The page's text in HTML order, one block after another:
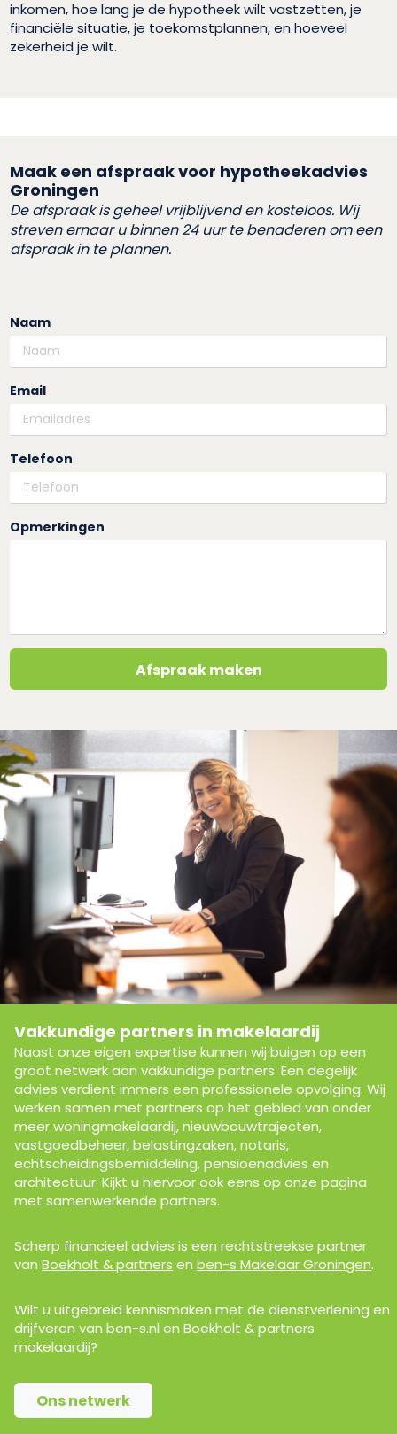
inkomen, hoe lang je de hypotheek wilt vastzetten, je
financiële situatie, je toekomstplannen, en hoeveel
zekerheid je wilt.
Maak een afspraak voor hypotheekadvies
Groningen
De afspraak is geheel vrijblijvend en kosteloos. Wij
streven ernaar u binnen 24 uur te benaderen om een
afspraak in te plannen.
Naam
Email
Telefoon
Opmerkingen
Afspraak maken
Vakkundige partners in makelaardij
Naast onze eigen expertise kunnen wij buigen op een
groot netwerk aan vakkundige partners. Een degelijk
advies verdient immers een professionele opvolging. Wij
werken samen met partners op het gebied van onder
meer woningmakelaardij, nieuwbouwtrajecten,
vastgoedbeheer, belastingzaken, notaris,
echtscheidingsbemiddeling, pensioenadvies en
architectuur. Kijkt u hiervoor ook eens op onze pagina
met samenwerkende partners.
Scherp financieel advies is een rechtstreekse partner
vanBoekholt & partners enben-s Makelaar Groningen.
Wilt u uitgebreid kennismaken met de dienstverlening en
drijfveren van ben-s.nl en Boekholt & partners
makelaardij?
Ons netwerk